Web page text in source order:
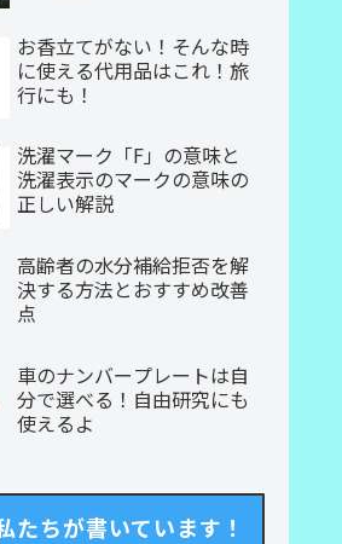
お香立てがない！そんな時
に使える代用品はこれ！旅
行にも！
洗濯マーク「F」の意味と
洗濯表示のマークの意味の
正しい解説
高齢者の水分補給拒否を解
決する方法とおすすめ改善
点
車のナンバープレートは自
分で選べる！自由研究にも
使えるよ
たちが書いています！